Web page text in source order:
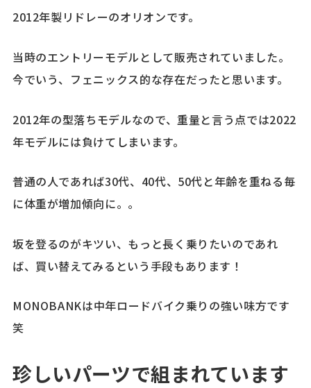
2012年製リドレーのオリオンです。
当時のエントリーモデルとして販売されていました。
今でいう、フェニックス的な存在だったと思います。
2012年の型落ちモデルなので、重量と言う点では2022
年モデルには負けてしまいます。
普通の人であれば30代、40代、50代と年齢を重ねる毎
に体重が増加傾向に。。
坂を登るのがキツい、もっと長く乗りたいのであれ
ば、買い替えてみるという手段もあります！
MONOBANKは中年ロードバイク乗りの強い味方です
笑
珍しいパーツで組まれています